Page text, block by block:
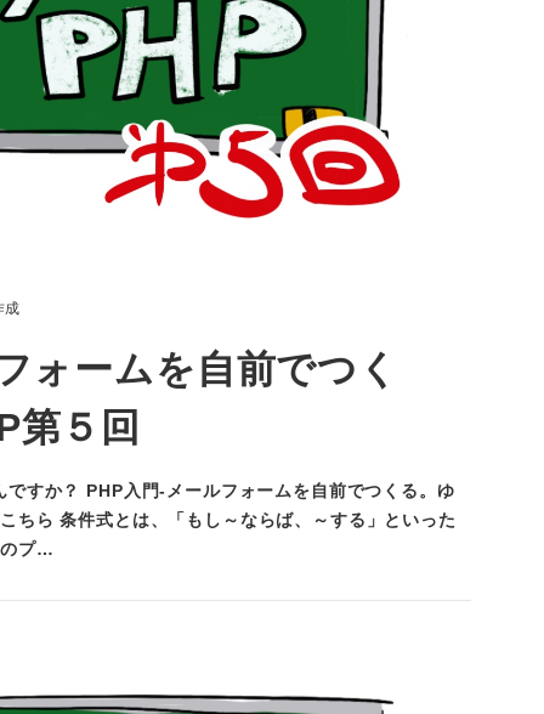
成
ォームを自前でつく
第５回
すか？ PHP入門-メールフォームを自前でつくる。ゆ
ちら 条件式とは、「もし～ならば、～する」といった
のプ…